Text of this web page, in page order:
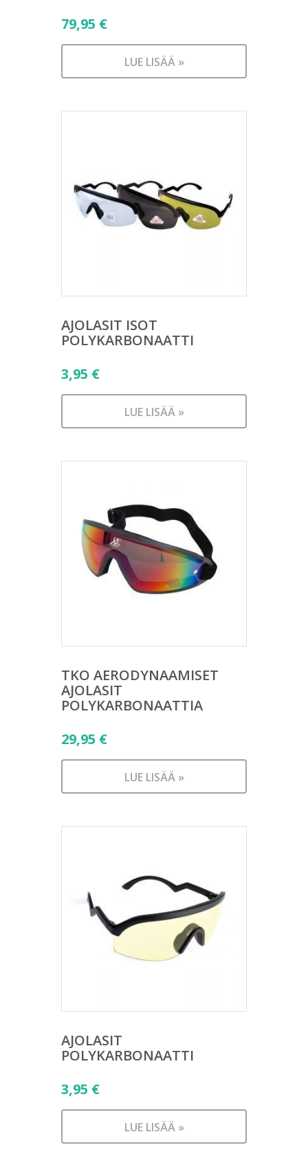
79,95 €
LUE LISÄÄ »
AJOLASIT ISOT
POLYKARBONAATTI
3,95 €
LUE LISÄÄ »
TKO AERODYNAAMISET
AJOLASIT
POLYKARBONAATTIA
29,95 €
LUE LISÄÄ »
AJOLASIT
POLYKARBONAATTI
3,95 €
LUE LISÄÄ »